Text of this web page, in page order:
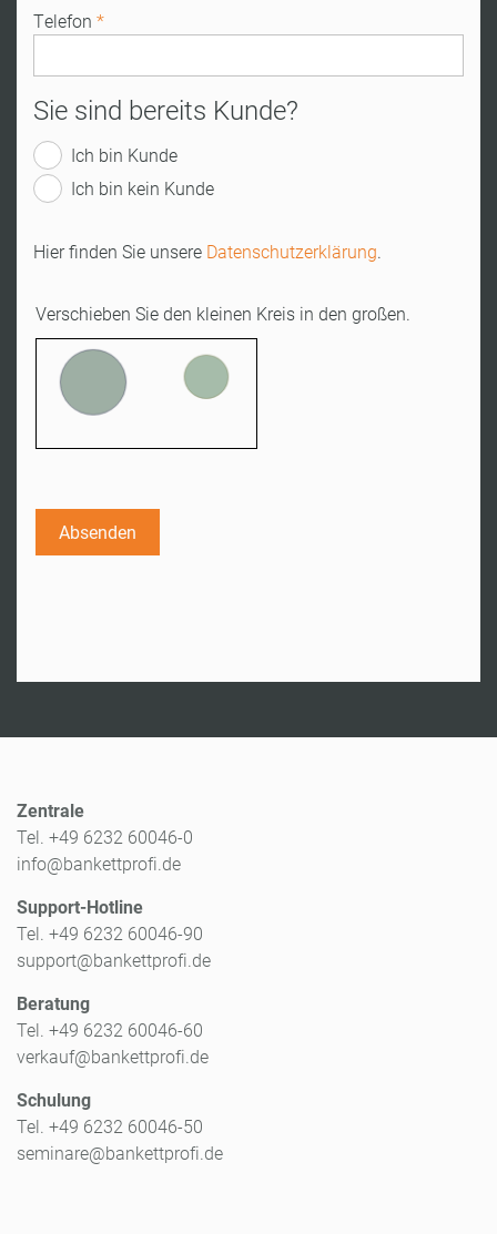
Zentrale
Tel. +49 6232 60046-0
info@bankettprofi.de
Support-Hotline
Tel. +49 6232 60046-90
support@bankettprofi.de
Beratung
Tel. +49 6232 60046-60
verkauf@bankettprofi.de
Schulung
Tel. +49 6232 60046-50
seminare@bankettprofi.de